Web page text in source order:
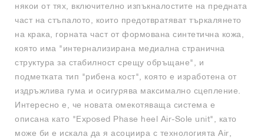
някои от тях, включително изпъкналостите на предната
част на стъпалото, които предотвратяват търкалянето
на крака, горната част от формована синтетична кожа,
която има "интернализирана медиална странична
структура за стабилност срещу обръщане", и
подметката тип "рибена кост", която е изработена от
издръжлива гума и осигурява максимално сцепление.
Интересно е, че новата омекотяваща система е
описана като "Exposed Phase heel Air-Sole unit", като
може би е искала да я асоциира с технологията Air,